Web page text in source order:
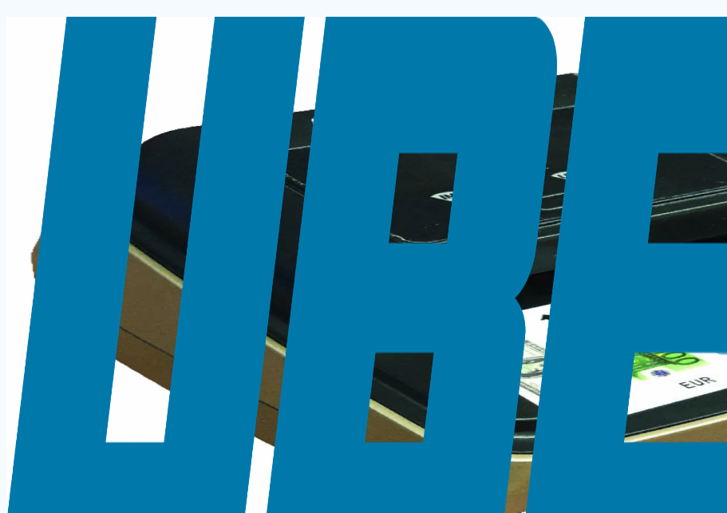
Ana Sayfa UBER Para Sayma Makineleri
UBER 700 KARIŞIK PARA SAYMA VE KONTROL MAKİNESİ
Görsel mevcut değil
UBER 700 KARIŞIK PARA SAYMA VE KONTROL MAKİNESİ
Stok Kodu:
Para Sayma MakineleriKarışık Sayma
Para Sayma Makineleri
Kaliteli karişik sayma ürünüdür. Günlük ofis ve kırtasiye ihtiyaçlarında güvenilir performans sunar.
Öne Çıkan Özellikler
Geri Sarma Özelliği: Levha sıkışmalarında pratik geri alma mekanizması
Garanti: 2 Yıl resmi yetkili servis garantisi
Teknik Bilgiler
Barkod / EAN
8698534297397
Ürün Tipi
Karişik Sayma
Garanti
2 Yıl
← Kategoriye Dön
Aynı Kategoriden Ürünler
SARFF 2028 UV PARA KONTROL CİHAZI
UBER 128X OTOMATİK PARA KONTROL MAKİNESİ (TRY - USD - EURO)